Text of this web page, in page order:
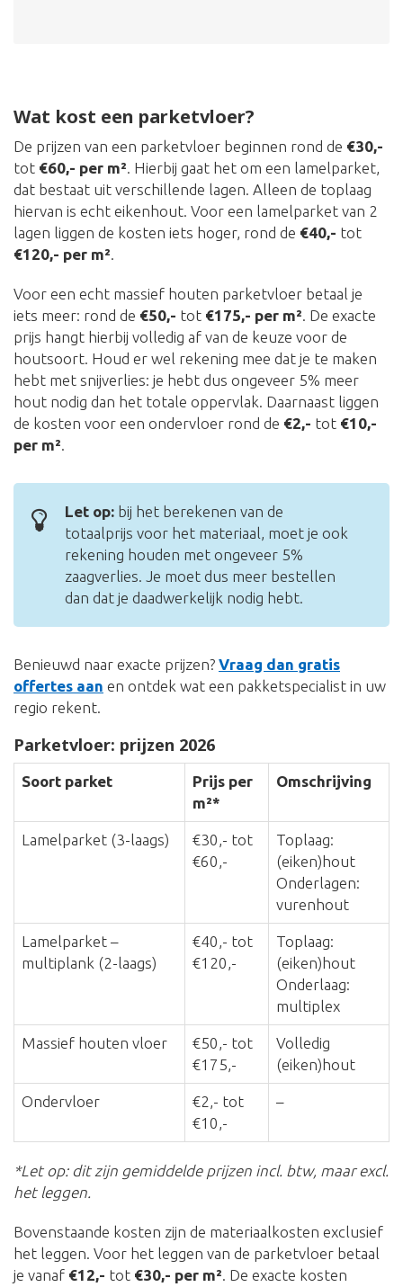
Wat kost een parketvloer?
De prijzen van een parketvloer beginnen rond de €30,-
tot €60,- per m². Hierbij gaat het om een lamelparket,
dat bestaat uit verschillende lagen. Alleen de toplaag
hiervan is echt eikenhout. Voor een lamelparket van 2
lagen liggen de kosten iets hoger, rond de €40,- tot
€120,- per m².
Voor een echt massief houten parketvloer betaal je
iets meer: rond de €50,- tot €175,- per m². De exacte
prijs hangt hierbij volledig af van de keuze voor de
houtsoort. Houd er wel rekening mee dat je te maken
hebt met snijverlies: je hebt dus ongeveer 5% meer
hout nodig dan het totale oppervlak. Daarnaast liggen
de kosten voor een ondervloer rond de €2,- tot €10,-
per m².
Let op: bij het berekenen van de
totaalprijs voor het materiaal, moet je ook
rekening houden met ongeveer 5%
zaagverlies. Je moet dus meer bestellen
dan dat je daadwerkelijk nodig hebt.
Benieuwd naar exacte prijzen? Vraag dan gratis
offertes aan en ontdek wat een pakketspecialist in uw
regio rekent.
Parketvloer: prijzen 2026
Soort parket
Prijs per
m²*
Omschrijving
Lamelparket (3-laags)
€30,- tot
€60,-
Toplaag:
(eiken)hout
Onderlagen:
vurenhout
Lamelparket –
multiplank (2-laags)
€40,- tot
€120,-
Toplaag:
(eiken)hout
Onderlaag:
multiplex
Massief houten vloer
€50,- tot
€175,-
Volledig
(eiken)hout
Ondervloer
€2,- tot
€10,-
–
*Let op: dit zijn gemiddelde prijzen incl. btw, maar excl.
het leggen.
Bovenstaande kosten zijn de materiaalkosten exclusief
het leggen. Voor het leggen van de parketvloer betaal
je vanaf €12,- tot €30,- per m². De exacte kosten